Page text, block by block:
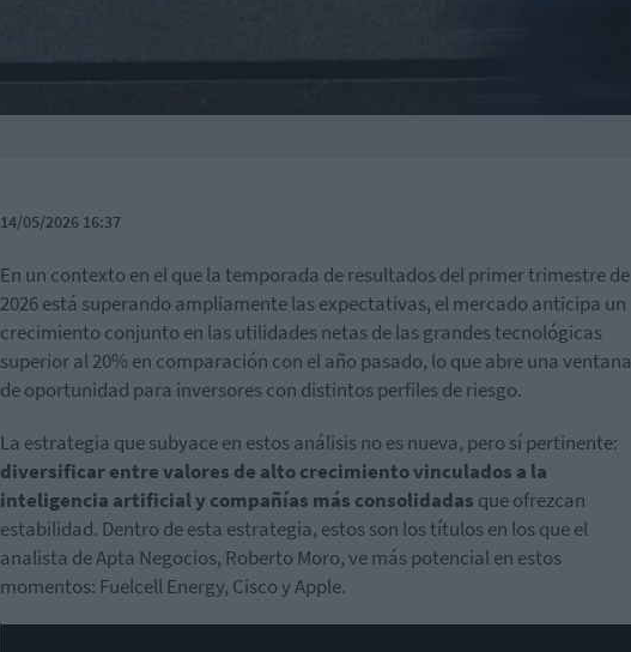
14/05/2026 16:37
En un contexto en el que la temporada de resultados del primer trimestre de
2026 está superando ampliamente las expectativas, el mercado anticipa un
crecimiento conjunto en las utilidades netas de las grandes tecnológicas
superior al 20% en comparación con el año pasado, lo que abre una ventana
de oportunidad para inversores con distintos perfiles de riesgo.
La estrategia que subyace en estos análisis no es nueva, pero sí pertinente:
diversificar entre valores de alto crecimiento vinculados a la
inteligencia artificial y compañías más consolidadas que ofrezcan
estabilidad. Dentro de esta estrategia, estos son los títulos en los que el
analista de Apta Negocios, Roberto Moro, ve más potencial en estos
momentos: Fuelcell Energy, Cisco y Apple.